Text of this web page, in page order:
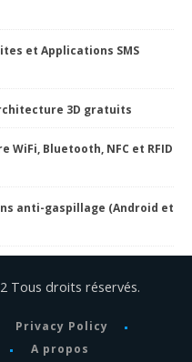
et Applications SMS
3D gratuits
Bluetooth, NFC et RFID
anti-gaspillage (Android et
Tous droits réservés.
Privacy Policy
A propos